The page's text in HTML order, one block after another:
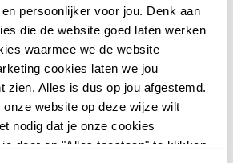
persoonlijker voor jou. Denk aan
die de website goed laten werken
waarmee we de website
cookies laten we jou
zien. Alles is dus op jou afgestemd.
onze website op deze wijze wilt
nodig dat je onze cookies
door op "Alles toestaan" te klikken.